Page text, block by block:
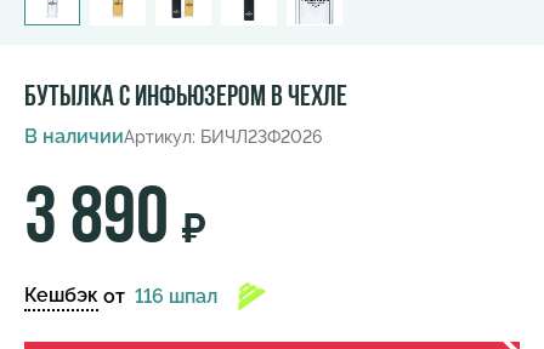
Бутылка c инфьюзером в чехле
В наличииАртикул: БИЧЛ23Ф2026
3 890 ₽
Кешбэк от 116 шпал